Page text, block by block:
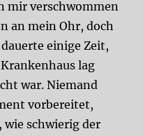
mir verschwommen
an mein Ohr, doch
einige Zeit,
lag
war. Niemand
vorbereitet,
schwierig der